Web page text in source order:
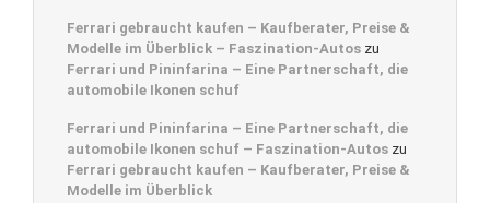
Ferrari gebraucht kaufen – Kaufberater, Preise &
Modelle im Überblick – Faszination-Autos zu
Ferrari und Pininfarina – Eine Partnerschaft, die
automobile Ikonen schuf
Ferrari und Pininfarina – Eine Partnerschaft, die
automobile Ikonen schuf – Faszination-Autos zu
Ferrari gebraucht kaufen – Kaufberater, Preise &
Modelle im Überblick